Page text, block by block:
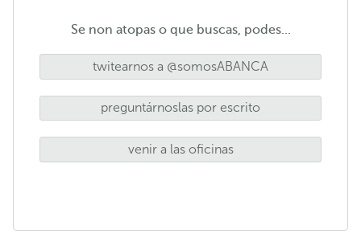
Se non atopas o que buscas, podes...
twitearnos a @somosABANCA
preguntárnoslas por escrito
venir a las oficinas